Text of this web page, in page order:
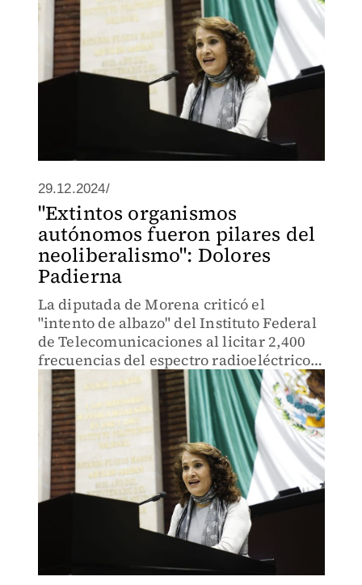
29.12.2024/
"Extintos organismos
autónomos fueron pilares del
neoliberalismo": Dolores
Padierna
La diputada de Morena criticó el
"intento de albazo" del Instituto Federal
de Telecomunicaciones al licitar 2,400
frecuencias del espectro radioeléctrico,
incluida la banda de 600 MHz para 5G.